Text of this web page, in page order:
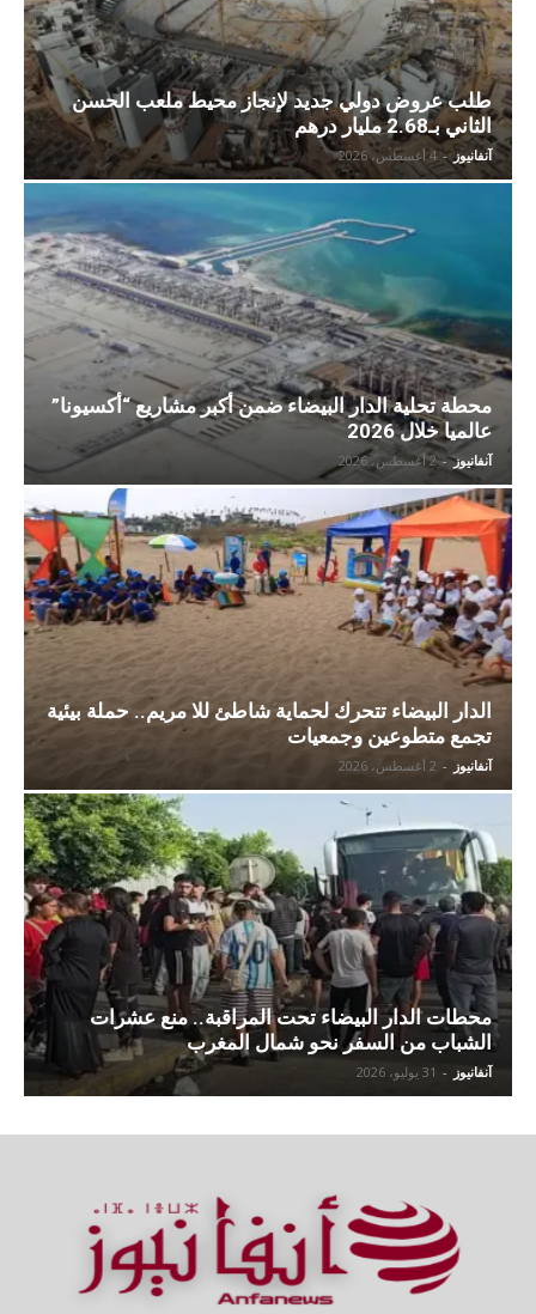
طلب عروض دولي جديد لإنجاز محيط ملعب الحسن
الثاني بـ2.68 مليار درهم
آنفانيوز - 4 أغسطس، 2026
محطة تحلية الدار البيضاء ضمن أكبر مشاريع “أكسيونا”
عالميا خلال 2026
آنفانيوز - 2 أغسطس، 2026
الدار البيضاء تتحرك لحماية شاطئ للا مريم.. حملة بيئية
تجمع متطوعين وجمعيات
آنفانيوز - 2 أغسطس، 2026
محطات الدار البيضاء تحت المراقبة.. منع عشرات
الشباب من السفر نحو شمال المغرب
آنفانيوز - 31 يوليو، 2026